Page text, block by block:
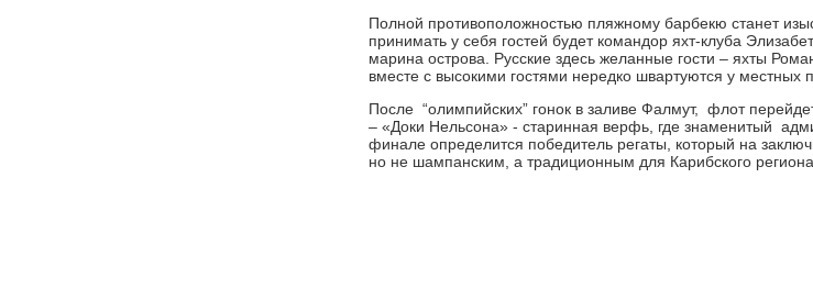
Полной противоположностью пляжному барбекю станет
принимать у себя гостей будет командор яхт-клуба
марина острова. Русские здесь желанные гости – яхты
вместе с высокими гостями нередко швартуются у местных
После “олимпийских” гонок в заливе Фалмут, флот
– «Доки Нельсона» - старинная верфь, где знаменитый
финале определится победитель регаты, который на
но не шампанским, а традиционным для Карибского